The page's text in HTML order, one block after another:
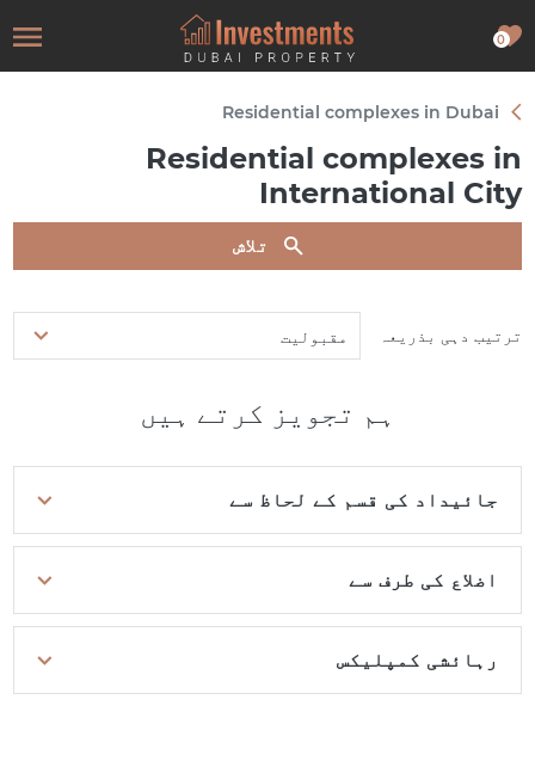
0
Residential complexes in Dubai
Residential complexes in
International City
تلاش
ترتیب دہی بذریعہ مقبولیت
ہم تجویز کرتے ہیں
جائیداد کی قسم کے لحاظ سے
اضلاع کی طرف سے
رہائشی کمپلیکس